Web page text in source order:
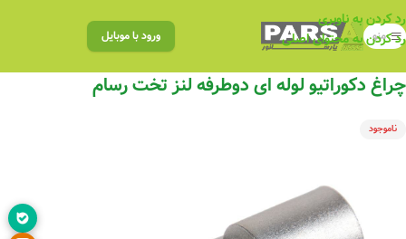
رد کردن به ناوبری
رد کردن به محتوای اصلی
منو ورود با موبایل
چراغ دکوراتیو لوله ای دوطرفه لنز تخت رسام
ناموجود